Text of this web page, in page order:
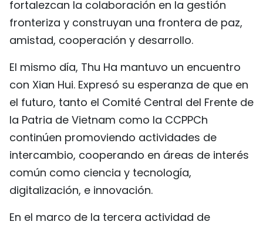
fortalezcan la colaboración en la gestión
fronteriza y construyan una frontera de paz,
amistad, cooperación y desarrollo.
El mismo día, Thu Ha mantuvo un encuentro
con Xian Hui. Expresó su esperanza de que en
el futuro, tanto el Comité Central del Frente de
la Patria de Vietnam como la CCPPCh
continúen promoviendo actividades de
intercambio, cooperando en áreas de interés
común como ciencia y tecnología,
digitalización, e innovación.
En el marco de la tercera actividad de